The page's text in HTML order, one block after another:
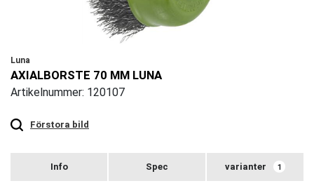
Luna
AXIALBORSTE 70 MM LUNA
Artikelnummer: 120107
Förstora bild
zoom
varianter 1